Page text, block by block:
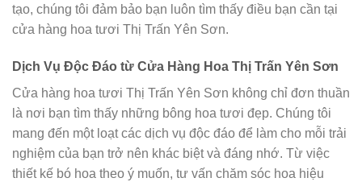
tạo, chúng tôi đảm bảo bạn luôn tìm thấy điều bạn cần tại
cửa hàng hoa tươi Thị Trấn Yên Sơn.
Dịch Vụ Độc Đáo từ Cửa Hàng Hoa Thị Trấn Yên Sơn
Cửa hàng hoa tươi Thị Trấn Yên Sơn không chỉ đơn thuần
là nơi bạn tìm thấy những bông hoa tươi đẹp. Chúng tôi
mang đến một loạt các dịch vụ độc đáo để làm cho mỗi trải
nghiệm của bạn trở nên khác biệt và đáng nhớ. Từ việc
thiết kế bó hoa theo ý muốn, tư vấn chăm sóc hoa hiệu